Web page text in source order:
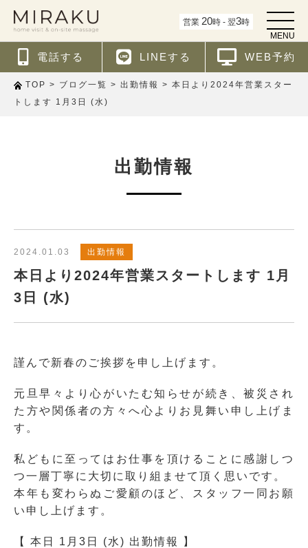
営業 20時 - 翌3時
t
o
g
l
a
MENU
電話する LINEする WEB予約
TOP > ブログ一覧 > 出勤情報 > 本日より2024年営業スター
トします 1月3日 (水)
出勤情報
2024.01.03 出勤情報
本日より2024年営業スタートします 1月
3日 (水)
謹んで新春のご挨拶を申し上げます。
元旦早々より心がいたむ知らせが続き、被災され
た方や関係者の方々へ心よりお見舞い申し上げま
す。
私どもに至ってはお仕事を頂けることに感謝しつ
つ一層丁寧に大切に取り組ませて頂く思いです。
本年も変わらぬご愛顧のほど、スタッフ一同お願
い申し上げます。
【 本日 1月3日 (水) 出勤情報 】